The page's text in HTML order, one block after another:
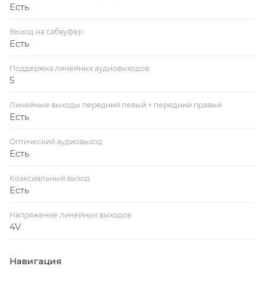
Есть
Выход на сабвуфер
Есть
Поддержка линейных аудиовыходов
5
Линейные выходы передний левый + передний правый
Есть
Оптический аудиовыход
Есть
Коаксиальный выход
Есть
Напряжение линейных выходов
4V
Навигация